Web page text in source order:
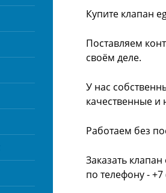
Купите клапан
Поставляем
своём деле.
У нас
качественные и
Работаем без
Заказать
по телефону -